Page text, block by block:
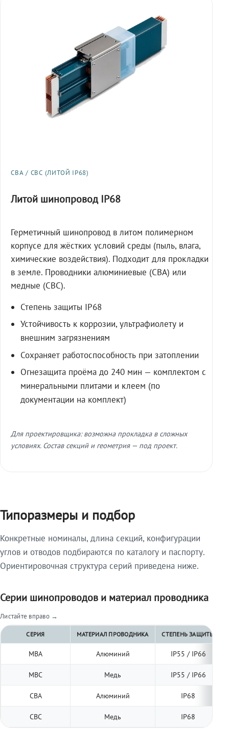
СВА / СВС (ЛИТОЙ IP68)
Литой шинопровод IP68
Герметичный шинопровод в литом полимерном
корпусе для жёстких условий среды (пыль, влага,
химические воздействия). Подходит для прокладки
в земле. Проводники алюминиевые (СВА) или
медные (СВС).
Степень защиты IP68
Устойчивость к коррозии, ультрафиолету и
внешним загрязнениям
Сохраняет работоспособность при затоплении
Огнезащита проёма до 240 мин — комплектом с
минеральными плитами и клеем (по
документации на комплект)
Для проектировщика: возможна прокладка в сложных
условиях. Состав секций и геометрия — под проект.
Типоразмеры и подбор
Конкретные номиналы, длина секций, конфигурации
углов и отводов подбираются по каталогу и паспорту.
Ориентировочная структура серий приведена ниже.
Серии шинопроводов и материал проводника
Листайте вправо →
СЕРИЯ МАТЕРИАЛ ПРОВОДНИКА СТЕПЕНЬ ЗАЩИТЫ
МВА Алюминий IP55 / IP66
МВС Медь IP55 / IP66
СВА Алюминий IP68
СВС Медь IP68